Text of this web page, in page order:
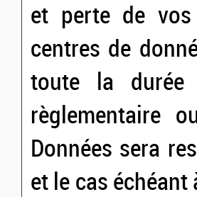
et perte de vos
centres de
toute la durée
règlementaire
Données sera
et le cas